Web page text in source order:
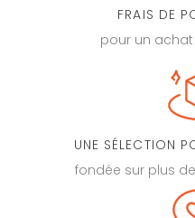
FRAIS DE
pour un
UNE SÉLECTION
fondée sur plus